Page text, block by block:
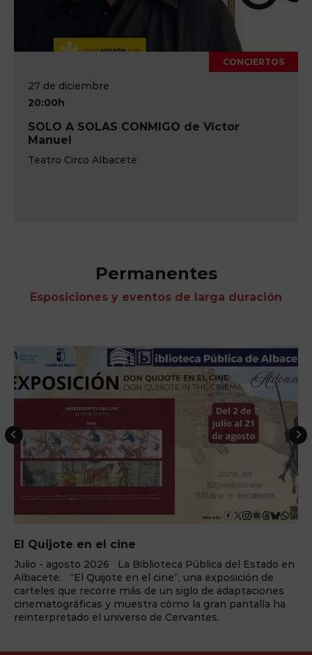
de Víctor IM-PULSE Pink
Permanentes
Esposiciones y eventos de larga duración
cine
La Biblioteca Pública del Estado en
en el cine”, una exposición de
más de un siglo de adaptaciones
muestra cómo la gran pantalla ha
de Cervantes.
¿Preparado para el
llega a Benidorm
Palace, enclavada
Blanca, vuelve a
redefinir la forma